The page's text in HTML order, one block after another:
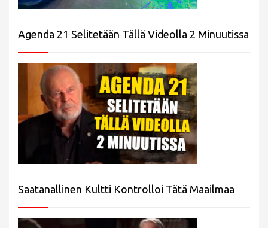
Agenda 21 Selitetään Tällä Videolla 2 Minuutissa
Saatanallinen Kultti Kontrolloi Tätä Maailmaa